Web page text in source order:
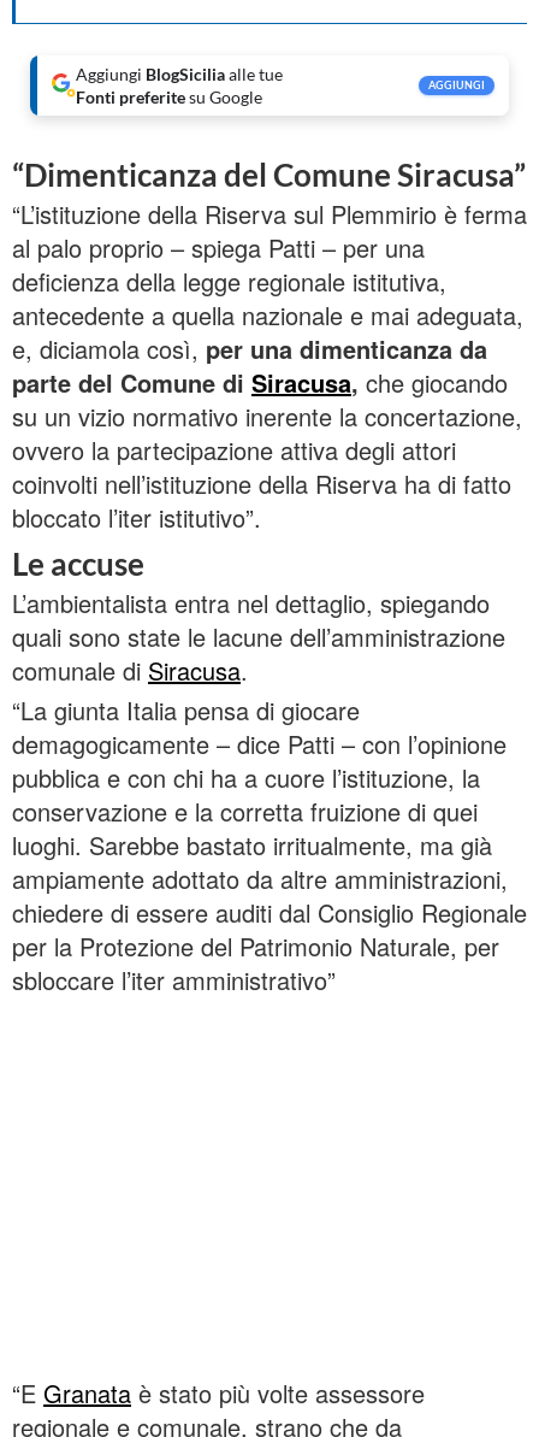
Aggiungi BlogSiciliaalle tue
Fonti preferitesu Google
AGGIUNGI
“Dimenticanza del Comune Siracusa”
“L’istituzione della Riserva sul Plemmirio è ferma
al palo proprio – spiega Patti – per una
deficienza della legge regionale istitutiva,
antecedente a quella nazionale e mai adeguata,
e, diciamola così, per una dimenticanza da
parte del Comune di Siracusa, che giocando
su un vizio normativo inerente la concertazione,
ovvero la partecipazione attiva degli attori
coinvolti nell’istituzione della Riserva ha di fatto
bloccato l’iter istitutivo”.
Le accuse
L’ambientalista entra nel dettaglio, spiegando
quali sono state le lacune dell’amministrazione
comunale di Siracusa.
“La giunta Italia pensa di giocare
demagogicamente – dice Patti – con l’opinione
pubblica e con chi ha a cuore l’istituzione, la
conservazione e la corretta fruizione di quei
luoghi. Sarebbe bastato irritualmente, ma già
ampiamente adottato da altre amministrazioni,
chiedere di essere auditi dal Consiglio Regionale
per la Protezione del Patrimonio Naturale, per
sbloccare l’iter amministrativo”
“E Granata è stato più volte assessore
regionale e comunale, strano che da